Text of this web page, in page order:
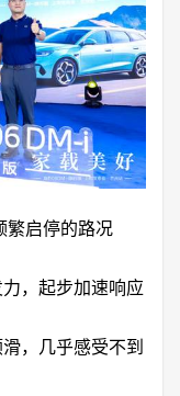
启停的路况
，起步加速响应
，几乎感受不到